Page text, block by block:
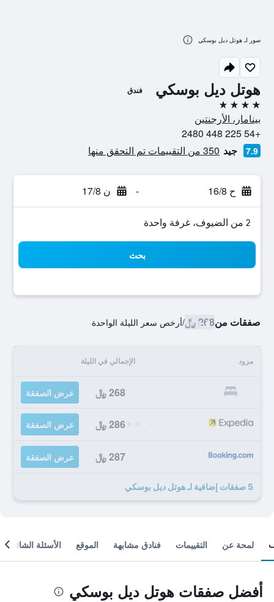
هوتل ديل بوسكي فندق
4 نجوم
بينامار، الأرجنتين
+54 225 448 2480
7.9 جيد 350 من التقييمات تم التحقق منها
ح 16/8 - ن 17/8
2 من الضيوف، غرفة واحدة
بحث
صفقات من268 ﷼ /أرخص سعر الليلة الواحدة
مزود الإجمالي في الليلة
268 ﷼ عرض الصفقة
286 ﷼ عرض الصفقة
287 ﷼ عرض الصفقة
5 صفقات إضافية لـ هوتل ديل بوسكي
صور لـ هوتل ديل بوسكي
لمحة عن التقييمات فنادق مشابهة الموقع الأسئلة الشائعة
أفضل صفقات هوتل ديل بوسكي